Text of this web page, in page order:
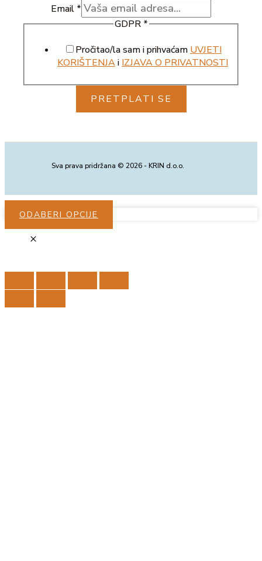
Email *
GDPR *
Pročitao/la sam i prihvaćam UVJETI
KORIŠTENJAi IZJAVA O PRIVATNOSTI
PRETPLATI SE
Sva prava pridržana © 2026 - KRIN d.o.o.
ODABERI OPCIJE